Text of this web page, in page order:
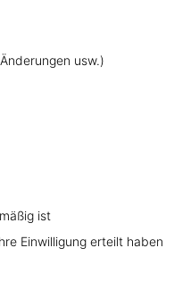
usw.)
ist
Einwilligung erteilt haben